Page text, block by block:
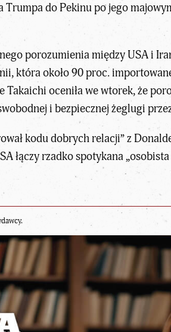
Trumpado Pekinu po jego
porozumienia między USA i
która około 90 proc.
Takaichi oceniła we wtorek, że
i bezpiecznej żeglugi
kodu dobrych relacji” z
łączy rzadko spotykana „osobista